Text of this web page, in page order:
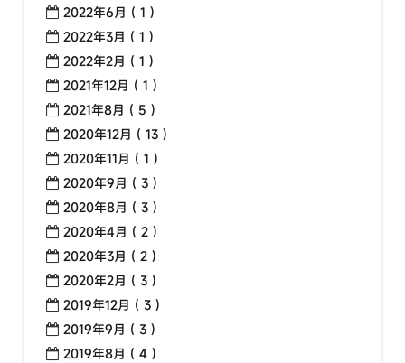
2022年6月 ( 1 )
2022年3月 ( 1 )
2022年2月 ( 1 )
2021年12月 ( 1 )
2021年8月 ( 5 )
2020年12月 ( 13 )
2020年11月 ( 1 )
2020年9月 ( 3 )
2020年8月 ( 3 )
2020年4月 ( 2 )
2020年3月 ( 2 )
2020年2月 ( 3 )
2019年12月 ( 3 )
2019年9月 ( 3 )
2019年8月 ( 4 )